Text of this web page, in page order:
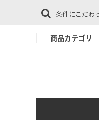
条件にこだわ
商品カテゴリ